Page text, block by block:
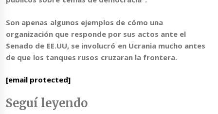
Son apenas algunos ejemplos de cómo una
organización que responde por sus actos ante el
Senado de EE.UU, se involucró en Ucrania mucho antes
de que los tanques rusos cruzaran la frontera.
[email protected]
Seguí leyendo